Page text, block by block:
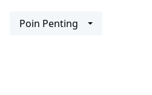
Poin Penting